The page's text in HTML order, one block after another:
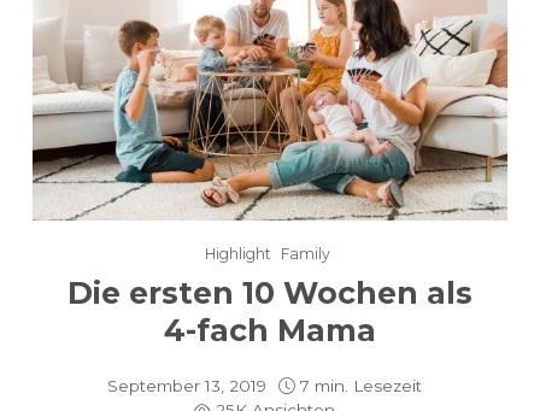
Highlight Family
Die ersten 10 Wochen als
4-fach Mama
September 13, 2019
7 min. Lesezeit